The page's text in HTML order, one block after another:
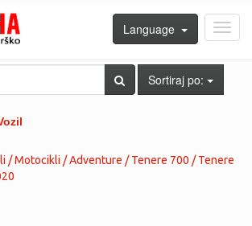
Language
Sortiraj po:
/ Motocikli / Adventure / Tenere 700 / Tenere